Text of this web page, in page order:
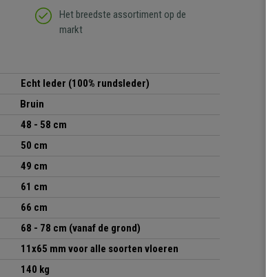
Het breedste assortiment op de
markt
Echt leder (100% rundsleder)
Bruin
48 - 58 cm
50 cm
49 cm
61 cm
66 cm
68 - 78 cm (vanaf de grond)
11x65 mmvoor alle soorten vloeren
140 kg